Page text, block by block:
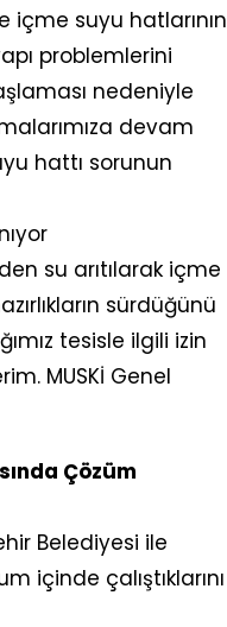
içme suyu hatlarının
problemlerini
nedeniyle
devam
hattı sorunun
su arıtılarak içme
sürdüğünü
tesisle ilgili izin
MUSKİ Genel
Çözüm
Belediyesi ile
içinde çalıştıklarını